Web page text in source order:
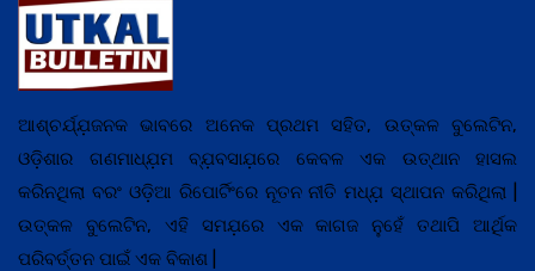
ଆଶ୍ଚର୍ଯ୍ଯ଼ଜନକ ଭାବରେ ଅନେକ ପ୍ରଥମ ସହିତ, ଉତ୍କଳ ବୁଲେଟିନ,
ଓଡ଼ିଶାର ଗଣମାଧ୍ଯ଼ମ ବ୍ଯ଼ବସାଯ଼ରେ କେବଳ ଏକ ଉତ୍ଥାନ ହାସଲ
କରିନଥିଲା ବରଂ ଓଡ଼ିଆ ରିପୋର୍ଟିଂରେ ନୂତନ ନୀତି ମଧ୍ଯ଼ ସ୍ଥାପନ କରିଥିଲା |
ଉତ୍କଳ ବୁଲେଟିନ, ଏହି ସମଯ଼ରେ ଏକ କାଗଜ ନୁହେଁ ତଥାପି ଆର୍ଥିକ
ପରିବର୍ତ୍ତନ ପାଇଁ ଏକ ବିକାଶ |